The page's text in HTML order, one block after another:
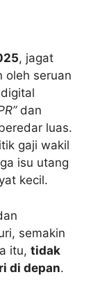
, jagat
oleh seruan
dan
luas.
gaji wakil
isu utang
kecil.
semakin
itu, tidak
di depan.